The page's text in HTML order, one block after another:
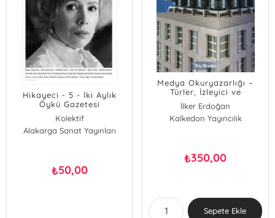
Hikayeci - 5 - İki Aylık
Öykü Gazetesi
Kolektif
Alakarga Sanat Yayınları
₺50,00
Medya Okuryazarlığı –
Türler, İzleyici ve
Çözümleme
İlker Erdoğan
Kalkedon Yayıncılık
₺350,00
Sepete Ekle